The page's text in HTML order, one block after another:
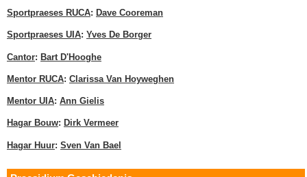
Sportpraeses RUCA: Dave Cooreman
Sportpraeses UIA: Yves De Borger
Cantor: Bart D'Hooghe
Mentor RUCA: Clarissa Van Hoyweghen
Mentor UIA: Ann Gielis
Hagar Bouw: Dirk Vermeer
Hagar Huur: Sven Van Bael